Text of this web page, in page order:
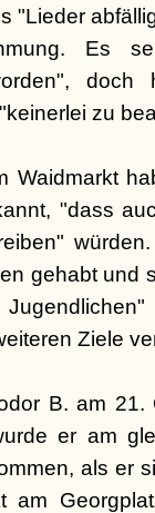
"Lieder
Es
zu
Waidmarkt
"dass
gehabt und
Ziele
B. am
er am
als er
am